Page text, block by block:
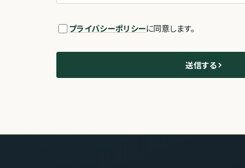
プライバシーポリシーに同意します。
送信する